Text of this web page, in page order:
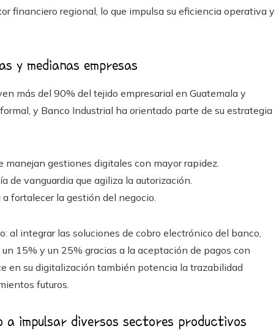
financiero regional, lo que impulsa su eficiencia operativa y
y medianas empresas
más del 90% del tejido empresarial en Guatemala y
y Banco Industrial ha orientado parte de su estrategia
gestiones digitales con mayor rapidez.
de vanguardia que agiliza la autorización.
fortalecer la gestión del negocio.
al integrar las soluciones de cobro electrónico del banco,
15% y un 25% gracias a la aceptación de pagos con
en su digitalización también potencia la trazabilidad
futuros.
impulsar diversos sectores productivos